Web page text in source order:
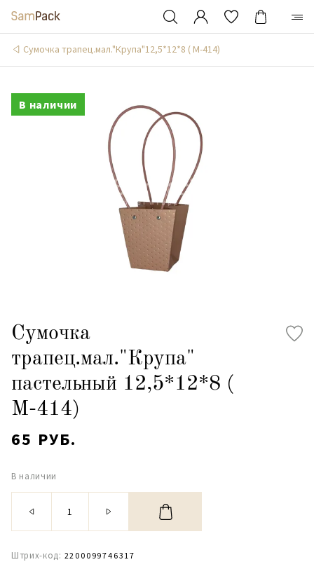
Сумочка трапец.мал."Крупа"12,5*12*8 ( М-414)
В наличии
Сумочка
трапец.мал."Крупа"
пастельный 12,5*12*8 (
М-414)
65 РУБ.
В наличии
Штрих-код: 2200099746317